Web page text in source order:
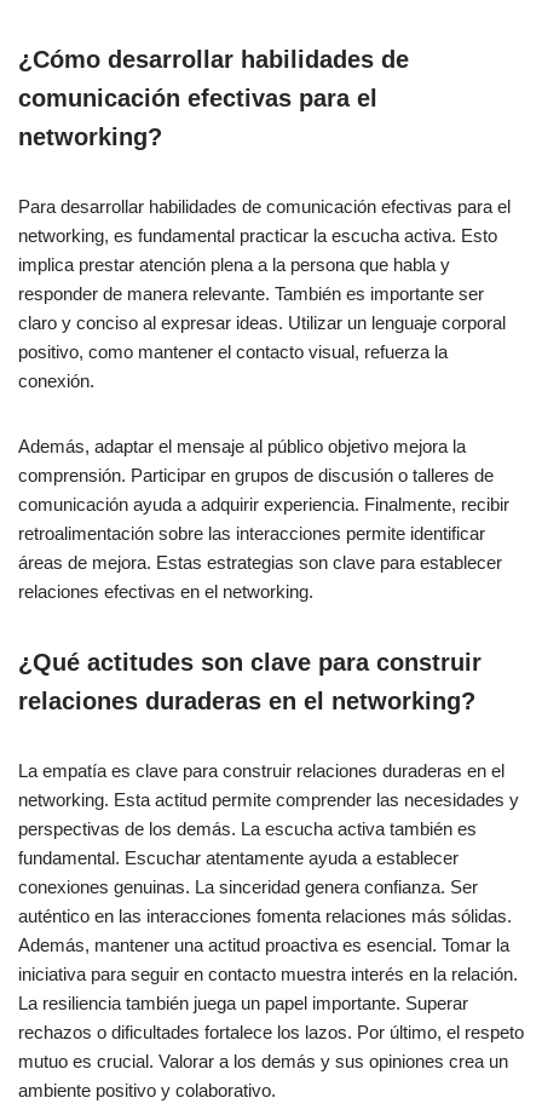
¿Cómo desarrollar habilidades de
comunicación efectivas para el
networking?
Para desarrollar habilidades de comunicación efectivas para el
networking, es fundamental practicar la escucha activa. Esto
implica prestar atención plena a la persona que habla y
responder de manera relevante. También es importante ser
claro y conciso al expresar ideas. Utilizar un lenguaje corporal
positivo, como mantener el contacto visual, refuerza la
conexión.
Además, adaptar el mensaje al público objetivo mejora la
comprensión. Participar en grupos de discusión o talleres de
comunicación ayuda a adquirir experiencia. Finalmente, recibir
retroalimentación sobre las interacciones permite identificar
áreas de mejora. Estas estrategias son clave para establecer
relaciones efectivas en el networking.
¿Qué actitudes son clave para construir
relaciones duraderas en el networking?
La empatía es clave para construir relaciones duraderas en el
networking. Esta actitud permite comprender las necesidades y
perspectivas de los demás. La escucha activa también es
fundamental. Escuchar atentamente ayuda a establecer
conexiones genuinas. La sinceridad genera confianza. Ser
auténtico en las interacciones fomenta relaciones más sólidas.
Además, mantener una actitud proactiva es esencial. Tomar la
iniciativa para seguir en contacto muestra interés en la relación.
La resiliencia también juega un papel importante. Superar
rechazos o dificultades fortalece los lazos. Por último, el respeto
mutuo es crucial. Valorar a los demás y sus opiniones crea un
ambiente positivo y colaborativo.